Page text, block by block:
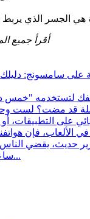
أقرأ جميع
سامسونج: دليلك
لتستخدمه "خمس
قد مضت؟ لست
على التطبيقات،
في الألعاب، فإن
ساعات و38 دقيقة أمام...